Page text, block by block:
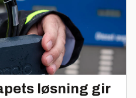
løsning gir